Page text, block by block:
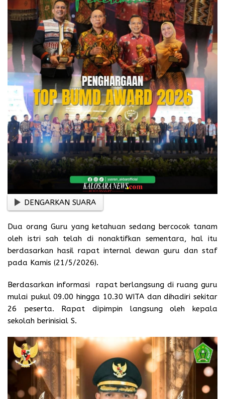
DENGARKAN SUARA
Dua orang Guru yang ketahuan sedang bercocok tanam
oleh istri sah telah di nonaktifkan sementara, hal itu
berdasarkan hasil rapat internal dewan guru dan staf
pada Kamis (21/5/2026).
Berdasarkan informasi rapat berlangsung di ruang guru
mulai pukul 09.00 hingga 10.30 WITA dan dihadiri sekitar
26 peserta. Rapat dipimpin langsung oleh kepala
sekolah berinisial S.